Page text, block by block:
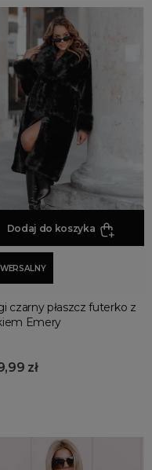
Dodaj do koszyka
czarny płaszcz futerko z
Emery
zł